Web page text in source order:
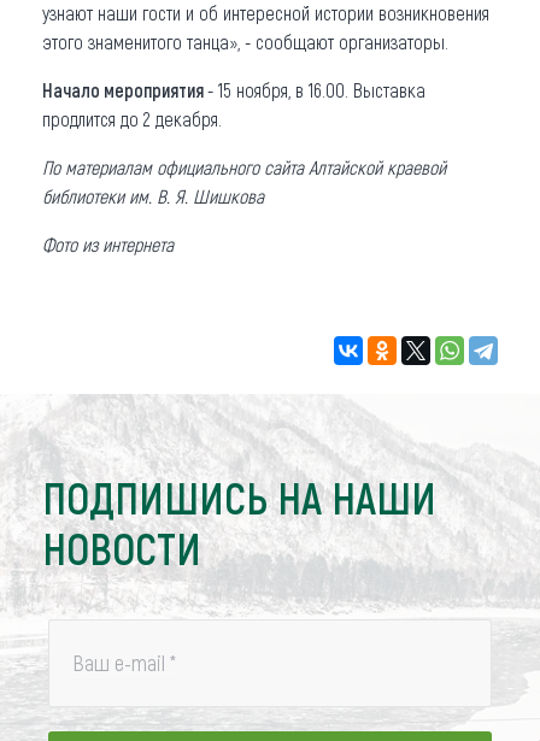
узнают наши гости и об интересной истории возникновения
этого знаменитого танца», - сообщают организаторы.
Начало мероприятия- 15 ноября, в 16.00. Выставка
продлится до 2 декабря.
По материалам официального сайта Алтайской краевой
библиотеки им. В. Я. Шишкова
Фото из интернета
ПОДПИШИСЬ НА НАШИ
НОВОСТИ
Ваш e-mail *